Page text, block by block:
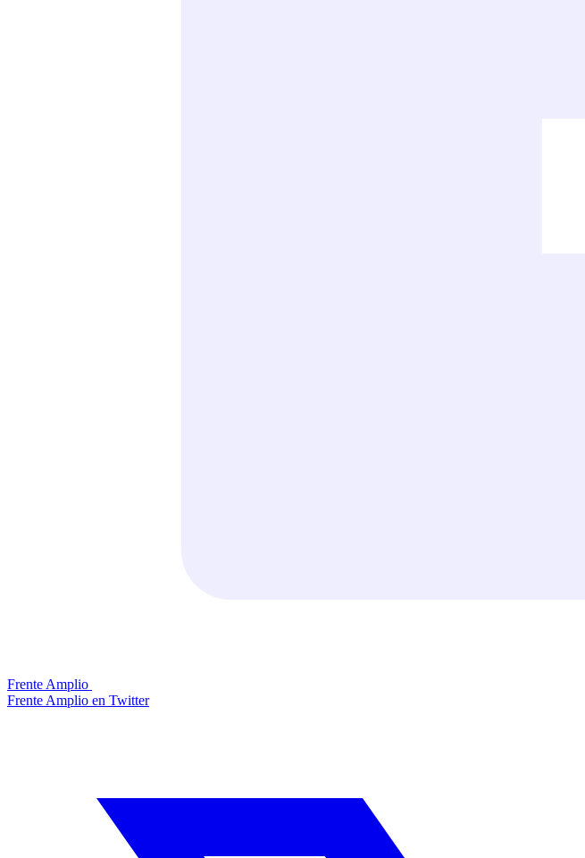
Frente Amplio
Frente Amplio en Twitter